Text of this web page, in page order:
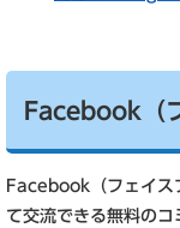
Facebook（
Facebook（フェイス
て交流できる無料のコ